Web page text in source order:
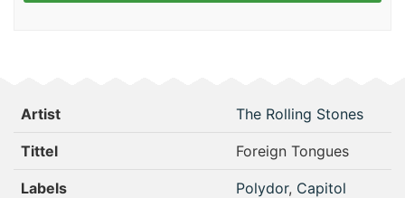
Artist The Rolling Stones
Tittel Foreign Tongues
Labels Polydor, Capitol